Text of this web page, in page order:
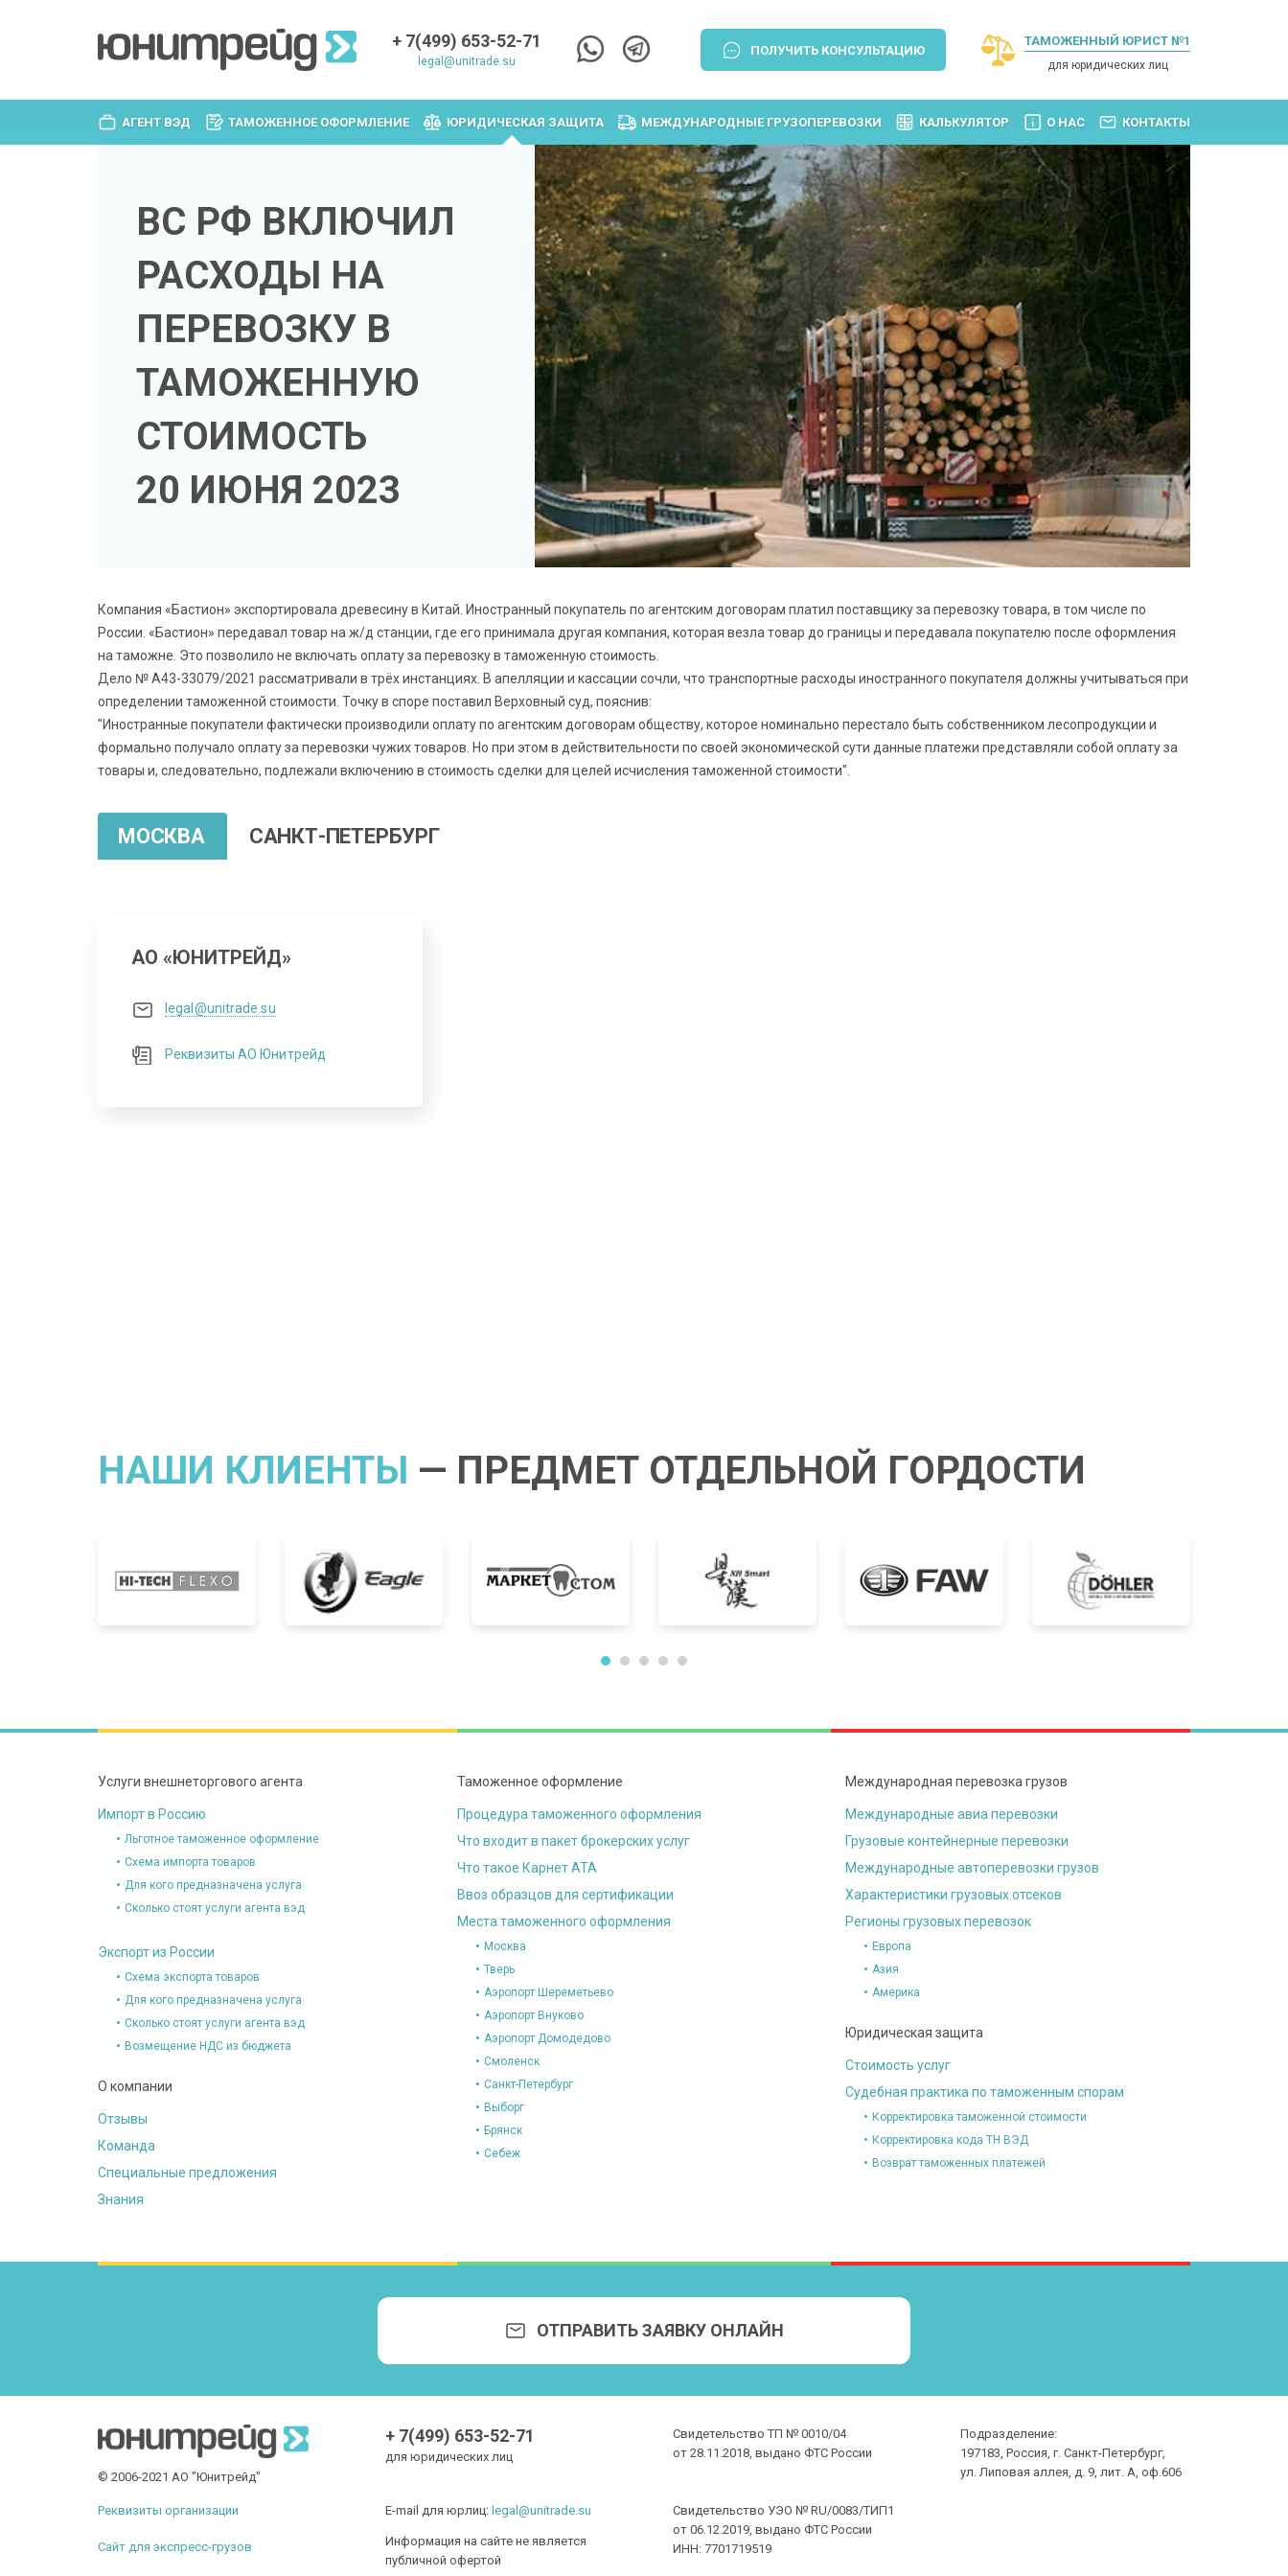
+ 7(499) 653-52-71
legal@unitrade.su
ПОЛУЧИТЬ КОНСУЛЬТАЦИЮ
ТАМОЖЕННЫЙ ЮРИСТ №1
для юридических лиц
АГЕНТ ВЭД ТАМОЖЕННОЕ ОФОРМЛЕНИЕ ЮРИДИЧЕСКАЯ ЗАЩИТА МЕЖДУНАРОДНЫЕ ГРУЗОПЕРЕВОЗКИ КАЛЬКУЛЯТОР О НАС КОНТАКТЫ
ВС РФ ВКЛЮЧИЛ
РАСХОДЫ НА
ПЕРЕВОЗКУ В
ТАМОЖЕННУЮ
СТОИМОСТЬ
20 ИЮНЯ 2023
Компания «Бастион» экспортировала древесину в Китай. Иностранный покупатель по агентским договорам платил поставщику за перевозку товара, в том числе по
России. «Бастион» передавал товар на ж/д станции, где его принимала другая компания, которая везла товар до границы и передавала покупателю после оформления
на таможне. Это позволило не включать оплату за перевозку в таможенную стоимость.
Дело № А43-33079/2021 рассматривали в трёх инстанциях. В апелляции и кассации сочли, что транспортные расходы иностранного покупателя должны учитываться при
определении таможенной стоимости. Точку в споре поставил Верховный суд, пояснив:
"Иностранные покупатели фактически производили оплату по агентским договорам обществу, которое номинально перестало быть собственником лесопродукции и
формально получало оплату за перевозки чужих товаров. Но при этом в действительности по своей экономической сути данные платежи представляли собой оплату за
товары и, следовательно, подлежали включению в стоимость сделки для целей исчисления таможенной стоимости".
МОСКВА САНКТ-ПЕТЕРБУРГ
АО «ЮНИТРЕЙД»
legal@unitrade.su
Реквизиты АО Юнитрейд
НАШИ КЛИЕНТЫ — ПРЕДМЕТ ОТДЕЛЬНОЙ ГОРДОСТИ
Услуги внешнеторгового агента
Импорт в Россию
Льготное таможенное оформление
Схема импорта товаров
Для кого предназначена услуга
Сколько стоят услуги агента вэд
Экспорт из России
Схема экспорта товаров
Для кого предназначена услуга
Сколько стоят услуги агента вэд
Возмещение НДС из бюджета
О компании
Отзывы
Команда
Специальные предложения
Знания
Таможенное оформление
Процедура таможенного оформления
Что входит в пакет брокерских услуг
Что такое Карнет АТА
Ввоз образцов для сертификации
Места таможенного оформления
Москва
Тверь
Аэропорт Шереметьево
Аэропорт Внуково
Аэропорт Домодедово
Смоленск
Санкт-Петербург
Выборг
Брянск
Себеж
Международная перевозка грузов
Международные авиа перевозки
Грузовые контейнерные перевозки
Международные автоперевозки грузов
Характеристики грузовых отсеков
Регионы грузовых перевозок
Европа
Азия
Америка
Юридическая защита
Стоимость услуг
Судебная практика по таможенным спорам
Корректировка таможенной стоимости
Корректировка кода ТН ВЭД
Возврат таможенных платежей
ОТПРАВИТЬ ЗАЯВКУ ОНЛАЙН
© 2006-2021 АО "Юнитрейд"
Реквизиты организации
Сайт для экспресс-грузов
+ 7(499) 653-52-71
для юридических лиц
E-mail для юрлиц: legal@unitrade.su
Информация на сайте не является
публичной офертой
СвидетельствоТП № 0010/04
от 28.11.2018, выдано ФТС России
Свидетельство УЭО № RU/0083/ТИП1
от 06.12.2019, выдано ФТС России
ИНН: 7701719519
Подразделение:
197183, Россия, г. Санкт-Петербург,
ул. Липовая аллея, д. 9, лит. А, оф.606